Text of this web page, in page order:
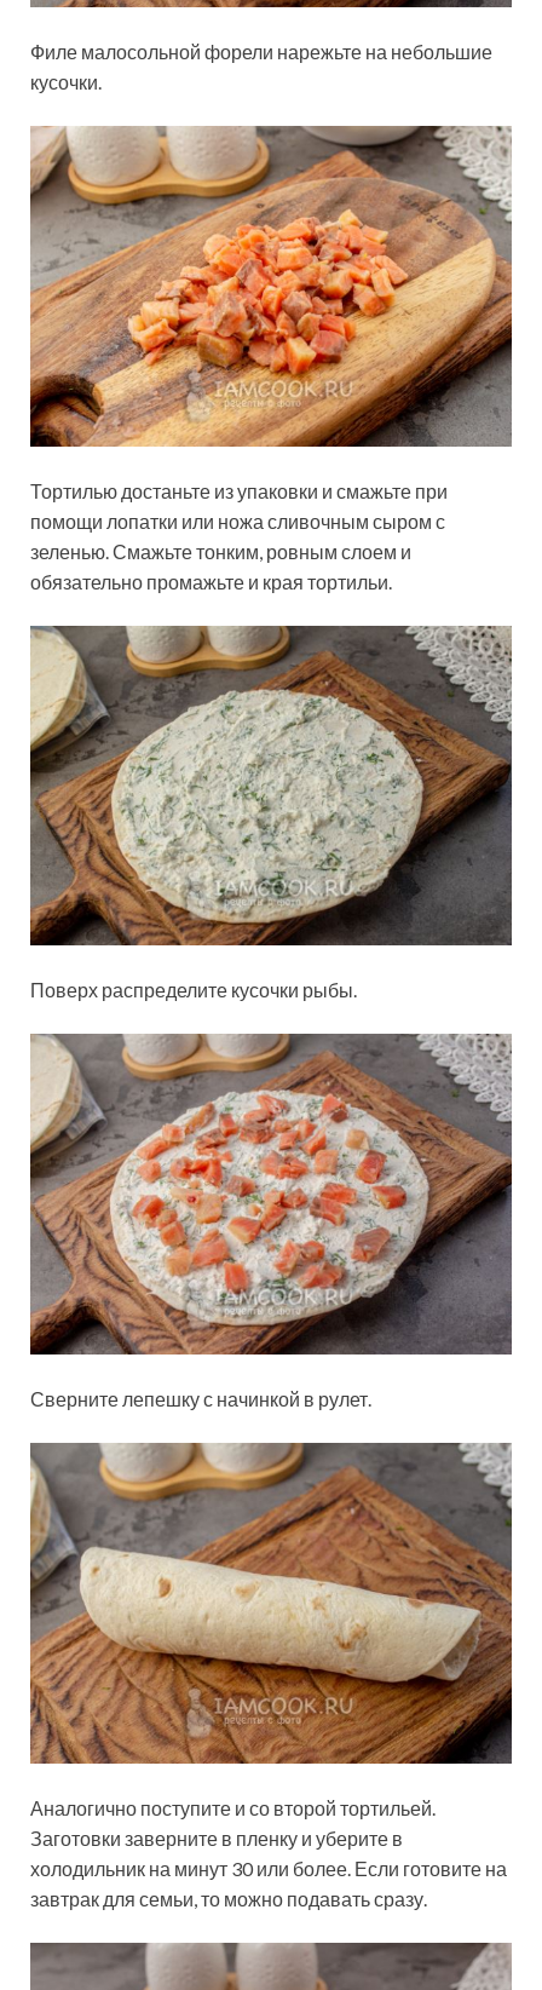
Филе малосольной форели нарежьте на небольшие
кусочки.
Тортилью достаньте из упаковки и смажьте при
помощи лопатки или ножа сливочным сыром с
зеленью. Смажьте тонким, ровным слоем и
обязательно промажьте и края тортильи.
Поверх распределите кусочки рыбы.
Сверните лепешку с начинкой в рулет.
Аналогично поступите и со второй тортильей.
Заготовки заверните в пленку и уберите в
холодильник на минут 30 или более. Если готовите на
завтрак для семьи, то можно подавать сразу.